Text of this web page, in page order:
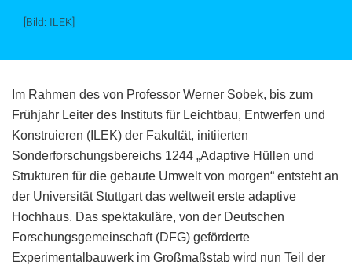
[Bild: ILEK]
Im Rahmen des von Professor Werner Sobek, bis zum
Frühjahr Leiter des Instituts für Leichtbau, Entwerfen und
Konstruieren (ILEK) der Fakultät, initiierten
Sonderforschungsbereichs 1244 „Adaptive Hüllen und
Strukturen für die gebaute Umwelt von morgen“ entsteht an
der Universität Stuttgart das weltweit erste adaptive
Hochhaus. Das spektakuläre, von der Deutschen
Forschungsgemeinschaft (DFG) geförderte
Experimentalbauwerk im Großmaßstab wird nun Teil der